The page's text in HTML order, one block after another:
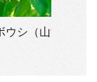
ウシ（山法師）